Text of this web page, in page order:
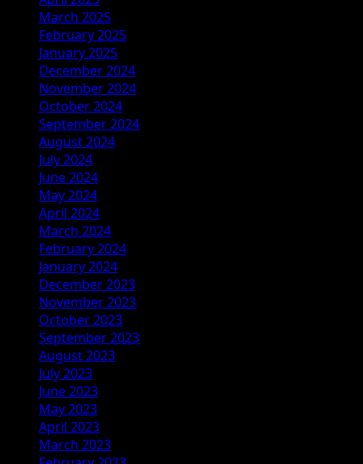
March 2025
February 2025
January 2025
December 2024
November 2024
October 2024
September 2024
August 2024
July 2024
June 2024
May 2024
April 2024
March 2024
February 2024
January 2024
December 2023
November 2023
October 2023
September 2023
August 2023
July 2023
June 2023
May 2023
April 2023
March 2023